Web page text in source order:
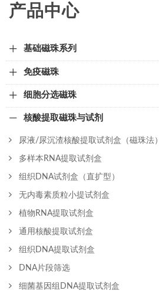
产品中心
基础磁珠系列
免疫磁珠
细胞分选磁珠
核酸提取磁珠与试剂
尿液/尿沉渣核酸提取试剂盒（磁珠法）
多样本RNA提取试剂盒
组织DNA试剂盒（直扩型）
无内毒素质粒小提试剂盒
植物RNA提取试剂盒
通用核酸提取试剂盒
组织DNA提取试剂盒
DNA片段筛选
细菌基因组DNA提取试剂盒